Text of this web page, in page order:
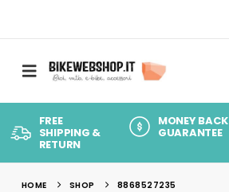
FREE
SHIPPING &
RETURN
MONEY BACK
GUARANTEE
HOME SHOP 8868527235